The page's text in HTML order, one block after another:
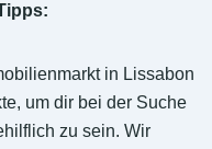
in Lissabon
um dir bei der Suche
zu sein. Wir